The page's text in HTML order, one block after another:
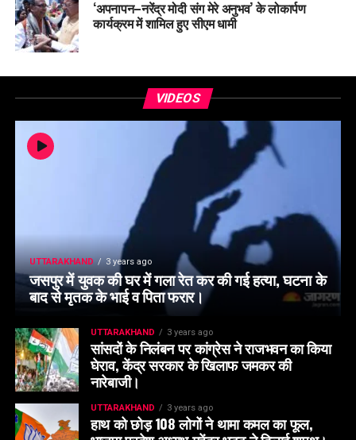
‘अपनापन–नरेंद्र मोदी संग मेरे अनुभव’ के लोकार्पण
कार्यक्रम में शामिल हुए सीएम धामी
VIDEOS
UTTARAKHAND 3 years ago
जसपुर में युवक की घर में गला रेत कर की गई हत्या, घटना के
बाद से मृतक के भाई व पिता फरार।
UTTARAKHAND 3 years ago
सांसदों के निलंबन पर कांग्रेस ने राजभवन का किया
घेराव, केंद्र सरकार के खिलाफ जमकर की
नारेबाजी।
UTTARAKHAND 3 years ago
हाथ को छोड़ 108 लोगों ने थामा कमल का फूल,